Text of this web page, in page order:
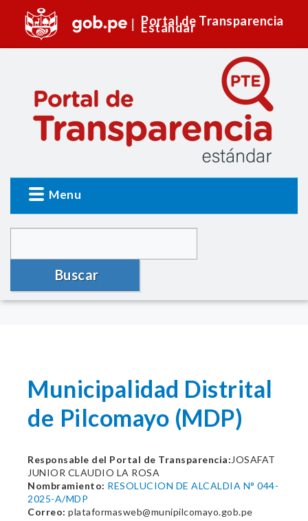
Portal de Transparencia
Estándar
Menu
Buscar
Municipalidad Distrital
de Pilcomayo (MDP)
Responsable del Portal de Transparencia: JOSAFAT
JUNIOR CLAUDIO LA ROSA
Nombramiento: RESOLUCION DE ALCALDIA N° 044-
2025-A/MDP
Correo: plataformasweb@munipilcomayo.gob.pe